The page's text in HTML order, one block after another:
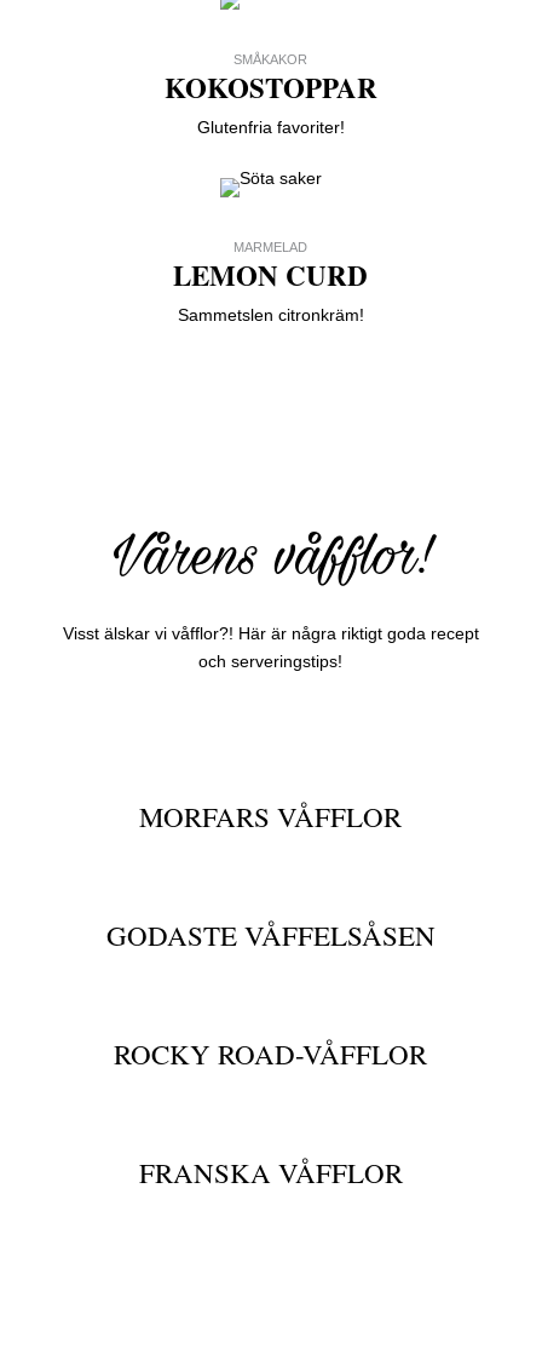
SMÅKAKOR
KOKOSTOPPAR
Glutenfria favoriter!
MARMELAD
LEMON CURD
Sammetslen citronkräm!
Vårens våfflor!
Visst älskar vi våfflor?! Här är några riktigt goda recept
och serveringstips!
MORFARS VÅFFLOR
GODASTE VÅFFELSÅSEN
ROCKY ROAD-VÅFFLOR
FRANSKA VÅFFLOR